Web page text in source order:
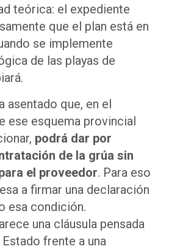
teórica: el expediente
que el plan está en
se implemente
de las playas de
asentado que, en el
ese esquema provincial
podrá dar por
de la grúa sin
el proveedor. Para eso
a firmar una declaración
esa condición.
una cláusula pensada
frente a una